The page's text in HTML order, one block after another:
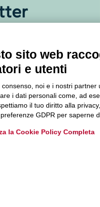
aggiornati sul
sito web
e utenti
consenso, noi e i nostri
i dati personali come, ad
il tuo diritto alla
GDPR per saperne
la Cookie Policy Completa